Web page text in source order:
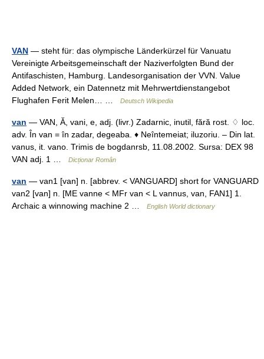
VAN — steht für: das olympische Länderkürzel für Vanuatu
Vereinigte Arbeitsgemeinschaft der Naziverfolgten Bund der
Antifaschisten, Hamburg. Landesorganisation der VVN. Value
Added Network, ein Datennetz mit Mehrwertdienstangebot
Flughafen Ferit Melen… …
Deutsch Wikipedia
van — VAN, Ă, vani, e, adj. (livr.) Zadarnic, inutil, fără rost. ♢ loc.
adv. În van = în zadar, degeaba. ♦ Neîntemeiat; iluzoriu. – Din lat.
vanus, it. vano. Trimis de bogdanrsb, 11.08.2002. Sursa: DEX 98
VAN adj. 1 …
Dicționar Român
van — van1 [van] n. [abbrev. < VANGUARD] short for VANGUARD
van2 [van] n. [ME vanne < MFr van < L vannus, van, FAN1] 1.
Archaic a winnowing machine 2 …
English World dictionary